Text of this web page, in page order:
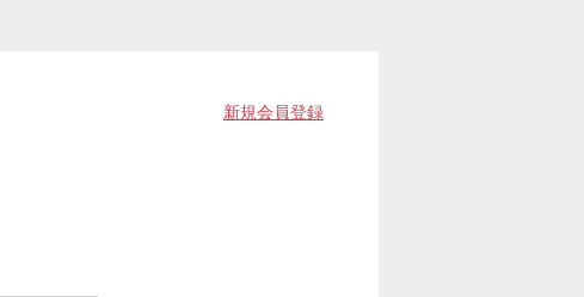
新規会員登録